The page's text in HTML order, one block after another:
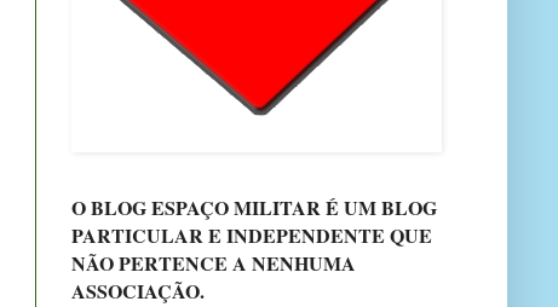
O BLOG ESPAÇO MILITAR É UM BLOG
PARTICULAR E INDEPENDENTE QUE
NÃO PERTENCE A NENHUMA
ASSOCIAÇÃO.